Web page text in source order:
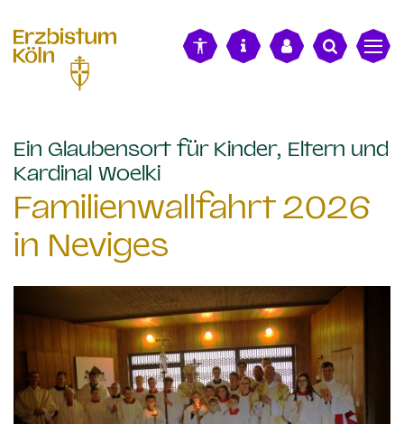
Ein Glaubensort für Kinder, Eltern und
Kardinal Woelki:
Familienwallfahrt 2026
in Neviges